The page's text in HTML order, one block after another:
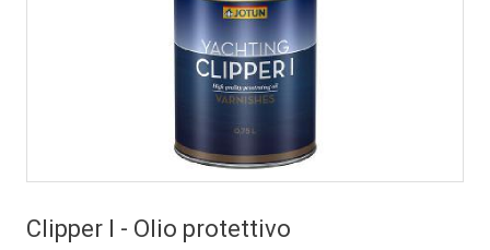
Clipper I - Olio protettivo